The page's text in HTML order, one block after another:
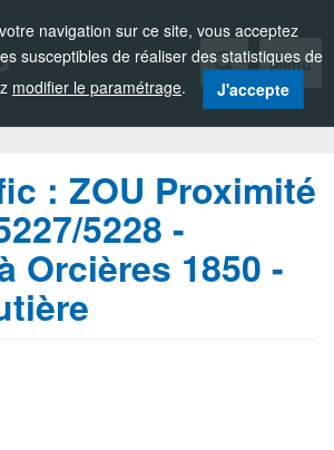
navigation sur ce site, vous acceptez
susceptibles de réaliser des statistiques de
modifier le paramétrage. J'accepte
Menu
: ZOU Proximité
5228 -
Orcières 1850 -